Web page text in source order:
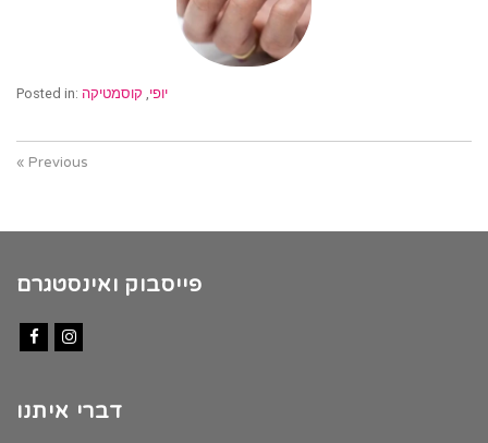
Posted in: יופי קוסמטיקה
« Previous
פייסבוק ואינסטגרם
דברי איתנו